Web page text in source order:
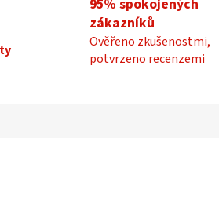
95% spokojených
zákazníků
Ověřeno zkušenostmi,
potvrzeno recenzemi